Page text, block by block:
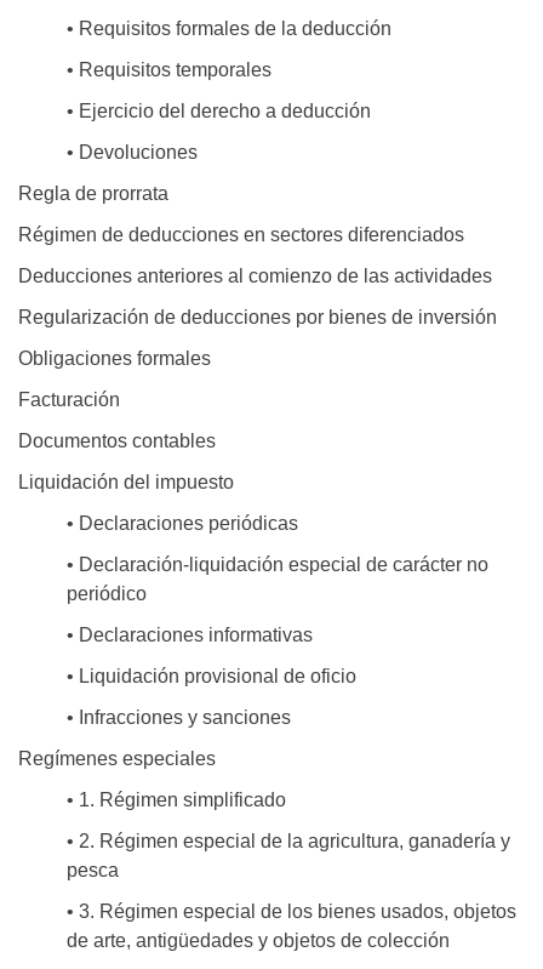
• Requisitos formales de la deducción
• Requisitos temporales
• Ejercicio del derecho a deducción
• Devoluciones
Regla de prorrata
Régimen de deducciones en sectores diferenciados
Deducciones anteriores al comienzo de las actividades
Regularización de deducciones por bienes de inversión
Obligaciones formales
Facturación
Documentos contables
Liquidación del impuesto
• Declaraciones periódicas
• Declaración-liquidación especial de carácter no
periódico
• Declaraciones informativas
• Liquidación provisional de oficio
• Infracciones y sanciones
Regímenes especiales
• 1. Régimen simplificado
• 2. Régimen especial de la agricultura, ganadería y
pesca
• 3. Régimen especial de los bienes usados, objetos
de arte, antigüedades y objetos de colección